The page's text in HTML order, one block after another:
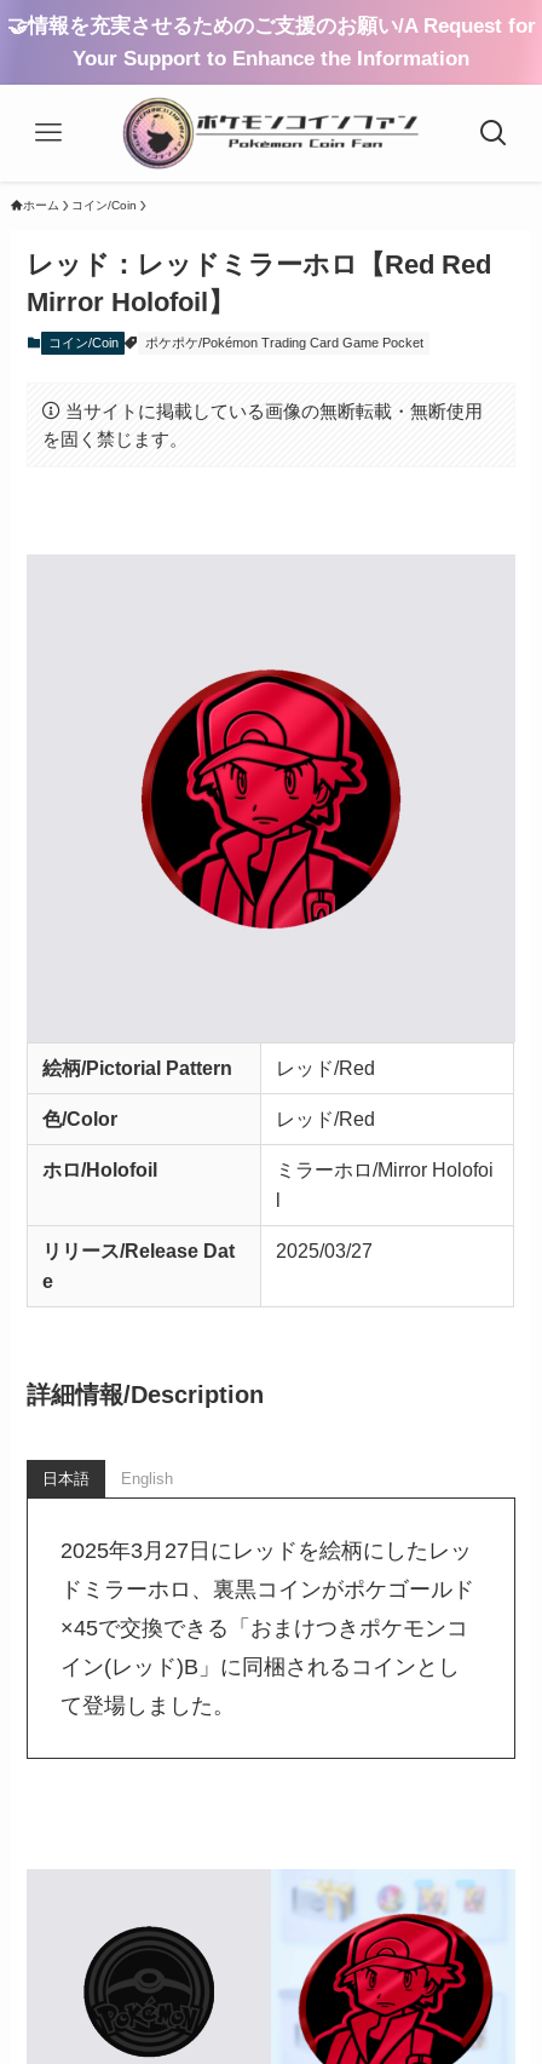
🤝情報を充実させるためのご支援のお願い/A Request for
Your Support to Enhance the Information
ホーム コイン/Coin
レッド：レッドミラーホロ【Red Red
Mirror Holofoil】
コイン/Coin ポケポケ/Pokémon Trading Card Game Pocket
当サイトに掲載している画像の無断転載・無断使用
を固く禁じます。
絵柄/Pictorial Pattern レッド/Red
色/Color レッド/Red
ホロ/Holofoil
ミラーホロ/Mirror Holofoi
l
リリース/Release Dat
e
2025/03/27
詳細情報/Description
日本語 English
2025年3月27日にレッドを絵柄にしたレッ
ドミラーホロ、裏黒コインがポケゴールド
×45で交換できる「おまけつきポケモンコ
イン(レッド)B」に同梱されるコインとし
て登場しました。